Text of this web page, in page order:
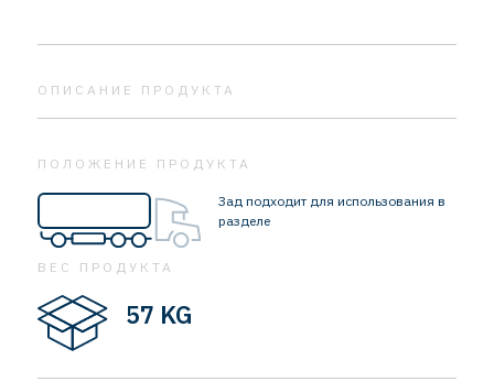
ОПИСАНИЕ ПРОДУКТА
ПОЛОЖЕНИЕ ПРОДУКТА
Зад подходит для использования в
разделе
ВЕС ПРОДУКТА
57 KG